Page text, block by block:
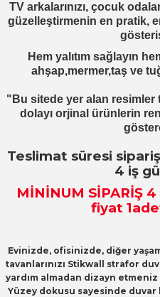
TV arkalarınızı, çocuk
güzelleştirmenin en pratik,
Hem yalıtım sağlayın
ahşap,mermer,taş ve
"Bu sitede yer alan resimler
dolayı orjinal ürünlerin
Teslimat süresi
4 iş
MİNİNUM SİPARİŞ 4
fiyat
Evinizde, ofisinizde, diğer
tavanlarınızı Stikwall strafor
yardım almadan dizayn
Yüzey dokusu sayesinde duvar